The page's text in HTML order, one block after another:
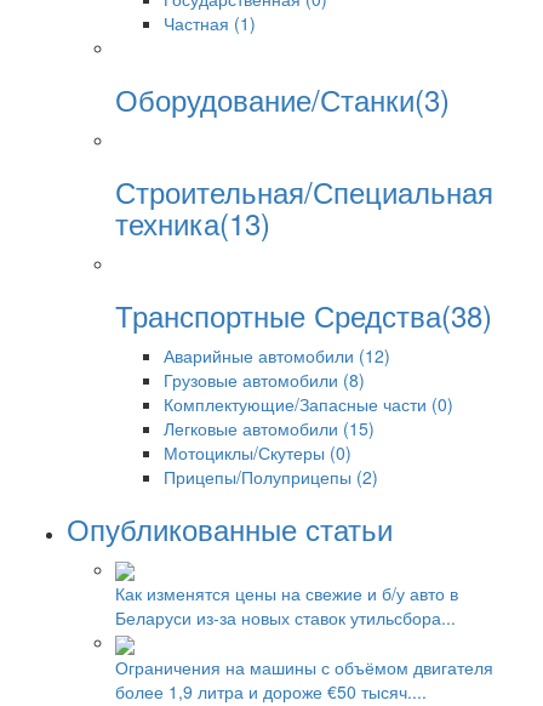
Частная (1)
Оборудование/Станки(3)
Строительная/Специальная
техника(13)
Транспортные Средства(38)
Аварийные автомобили (12)
Грузовые автомобили (8)
Комплектующие/Запасные части (0)
Легковые автомобили (15)
Мотоциклы/Скутеры (0)
Прицепы/Полуприцепы (2)
Опубликованные статьи
Как изменятся цены на свежие и б/у авто в
Беларуси из-за новых ставок утильсбора...
Ограничения на машины с объёмом двигателя
более 1,9 литра и дороже €50 тысяч....